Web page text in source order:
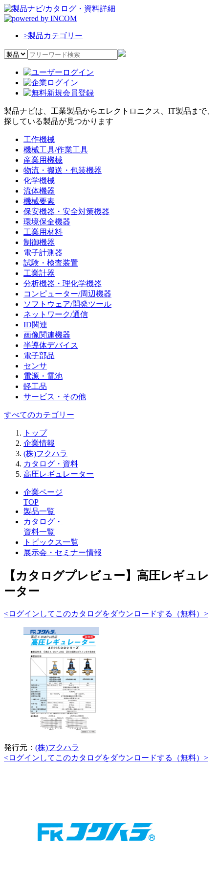
>製品カテゴリー
製品ナビは、工業製品からエレクトロニクス、IT製品まで、
探している製品が見つかります
工作機械
機械工具/作業工具
産業用機械
物流・搬送・包装機器
化学機械
流体機器
機械要素
保安機器・安全対策機器
環境保全機器
工業用材料
制御機器
電子計測器
試験・検査装置
工業計器
分析機器・理化学機器
コンピューター/周辺機器
ソフトウェア/開発ツール
ネットワーク/通信
ID関連
画像関連機器
半導体デバイス
電子部品
センサ
電源・電池
軽工品
サービス・その他
すべてのカテゴリー
トップ
企業情報
(株)フクハラ
カタログ・資料
高圧レギュレーター
企業ページ
TOP
製品一覧
カタログ・
資料一覧
トピックス一覧
展示会・セミナー情報
【カタログプレビュー】高圧レギュレ
ーター
<ログインしてこのカタログをダウンロードする（無料）>
発行元： (株)フクハラ
<ログインしてこのカタログをダウンロードする（無料）>